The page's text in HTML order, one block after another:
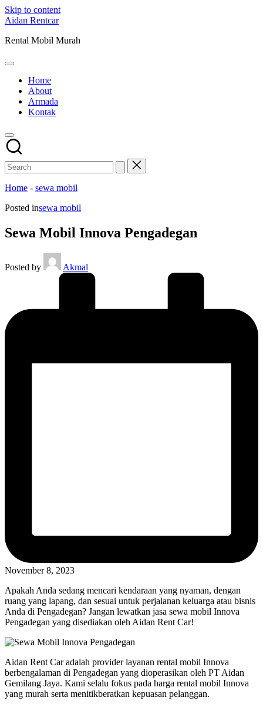
Skip to content
Aidan Rentcar
Rental Mobil Murah
Home
About
Armada
Kontak
Home - sewa mobil
Posted insewa mobil
Sewa Mobil Innova Pengadegan
Posted by Akmal
November 8, 2023
Apakah Anda sedang mencari kendaraan yang nyaman, dengan
ruang yang lapang, dan sesuai untuk perjalanan keluarga atau bisnis
Anda di Pengadegan? Jangan lewatkan jasa sewa mobil Innova
Pengadegan yang disediakan oleh Aidan Rent Car!
Aidan Rent Car adalah provider layanan rental mobil Innova
berbengalaman di Pengadegan yang dioperasikan oleh PT Aidan
Gemilang Jaya. Kami selalu fokus pada harga rental mobil Innova
yang murah serta menitikberatkan kepuasan pelanggan.